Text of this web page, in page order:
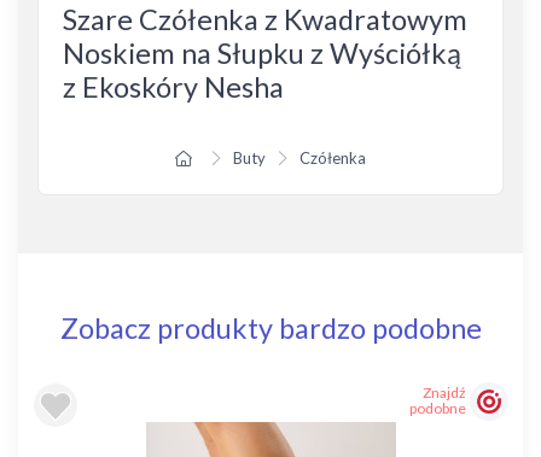
Szare Czółenka z Kwadratowym
Noskiem na Słupku z Wyściółką
z Ekoskóry Nesha
Buty Czółenka
Zobacz produkty bardzo podobne
Znajdź
podobne